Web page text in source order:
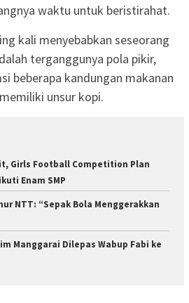
waktu untuk beristirahat.
kali menyebabkan seseorang
terganggunya pola pikir,
beberapa kandungan makanan
unsur kopi.
Girls Football Competition Plan
Enam SMP
NTT: “Sepak Bola Menggerakkan
Manggarai Dilepas Wabup Fabi ke